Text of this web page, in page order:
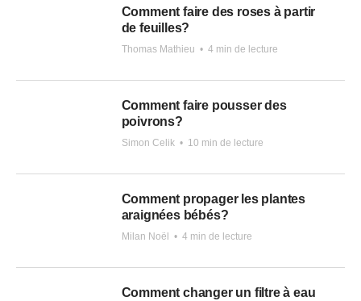
Comment faire des roses à partir
de feuilles?
Thomas Mathieu • 4 min de lecture
Comment faire pousser des
poivrons?
Simon Celik • 10 min de lecture
Comment propager les plantes
araignées bébés?
Milan Noël • 4 min de lecture
Comment changer un filtre à eau